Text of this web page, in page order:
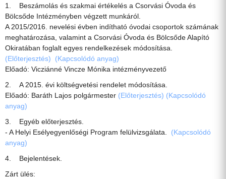
1. Beszámolás és szakmai értékelés a Csorvási Óvoda és
Bölcsőde Intézményben végzett munkáról.
A 2015/2016. nevelési évben indítható óvodai csoportok számának
meghatározása, valamint a Csorvási Óvoda és Bölcsőde Alapító
Okiratában foglalt egyes rendelkezések módosítása.
(Előterjesztés)
(Kapcsolódó anyag)
Előadó: Vicziánné Vincze Mónika intézményvezető
2. A 2015. évi költségvetési rendelet módosítása.
Előadó: Baráth Lajos polgármester (Előterjesztés) (Kapcsolódó
anyag)
3. Egyéb előterjesztés.
- A Helyi Esélyegyenlőségi Program felülvizsgálata. (Kapcsolódó
anyag)
4. Bejelentések.
Zárt ülés: